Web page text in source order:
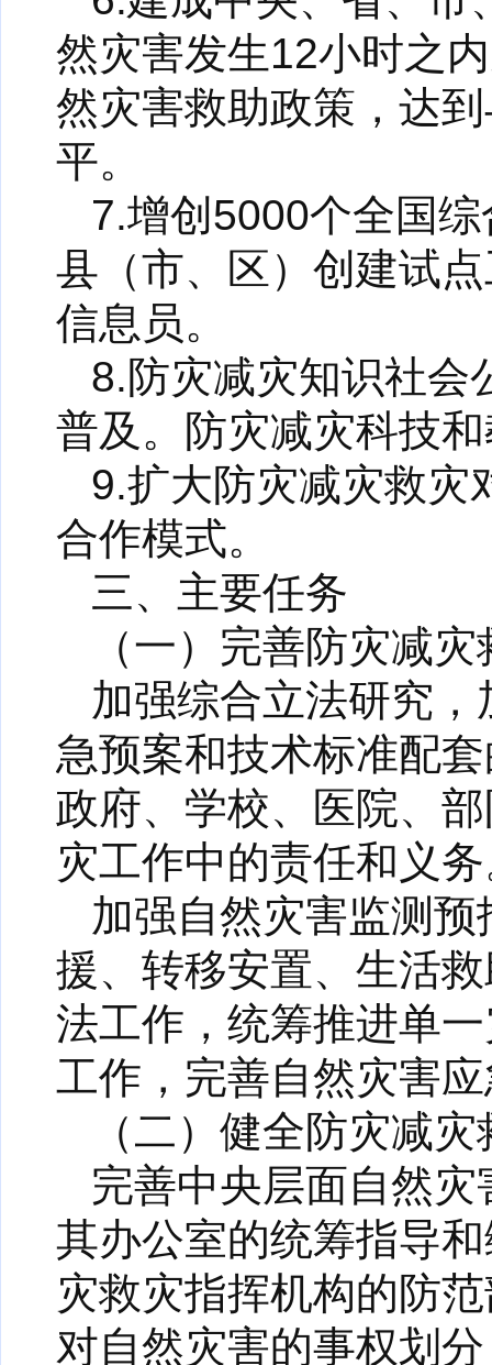
然灾害发生12小时之
然灾害救助政策，达
平。
7.增创5000个全国
县（市、区）创建试
信息员。
8.防灾减灾知识社会
普及。防灾减灾科技
9.扩大防灾减灾救灾
合作模式。
三、主要任务
（一）完善防灾减
加强综合立法研究
急预案和技术标准配
政府、学校、医院、
灾工作中的责任和义
加强自然灾害监测
援、转移安置、生活
法工作，统筹推进单
工作，完善自然灾害
（二）健全防灾减
完善中央层面自然
其办公室的统筹指导
灾救灾指挥机构的防
对自然灾害的事权划